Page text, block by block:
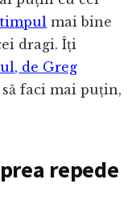
timpul mai bine
dragi. Îți
de Greg
faci mai puțin,
repede